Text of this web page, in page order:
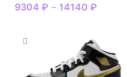
9304 ₽ – 14140 ₽